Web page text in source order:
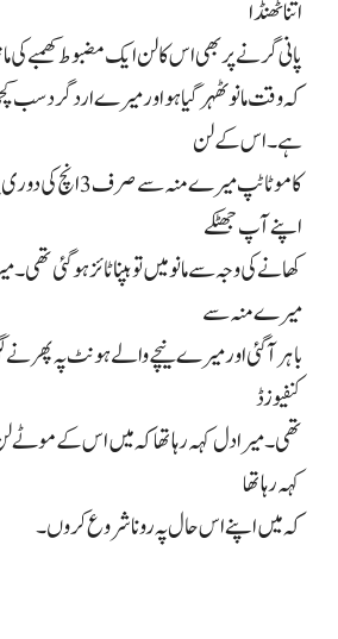
اتنا ٹھنڈا
پانی گرنے پر بھی اس کا لن ایک مضبوط کھمبے کی
کہ وقت مانو ٹھہر گیا ہو اور میرے اردگرد سب
ہے۔ اس کے لن
کا موٹا ٹپ میرے
اپنے آپ جھٹکے
کھانے کی وجہ سے مانو میں تو ہپناٹائز ہو گئی
میرے منہ سے
باہر آ گئی اور میرے نیچے والے ہونٹ پہ پھرنے
کنفیوزڈ
تھی۔ میرا دل کہہ رہا تھا کہ میں اس کے موٹے
کہہ رہا تھا
کہ میں اپنے اس حال پہ رونا شروع کروں۔